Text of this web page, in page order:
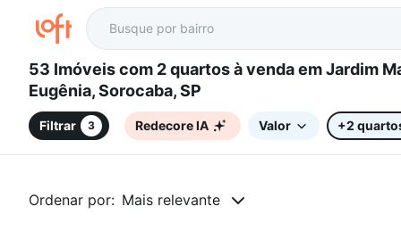
53 Imóveis com 2 quartos à venda em Jardim Maria
Eugênia, Sorocaba, SP
Filtrar 3 Redecore IA Valor +2
Ordenar por: Mais relevante